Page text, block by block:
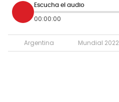
Escucha el audio
00:00:00
Argentina Mundial 2022